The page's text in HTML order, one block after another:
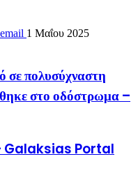
1 Μαΐου 2025
σε πολυσύχναστη
στο οδόστρωμα –
– Galaksias Portal